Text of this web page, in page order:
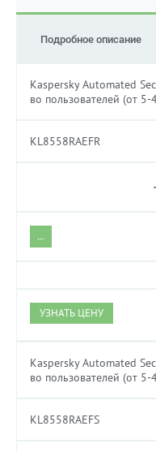
Подробное описание
Kaspersky Automated
во пользователей (от 5-
KL8558RAEFR
УЗНАТЬ ЦЕНУ
Kaspersky Automated
во пользователей (от 5-
KL8558RAEFS